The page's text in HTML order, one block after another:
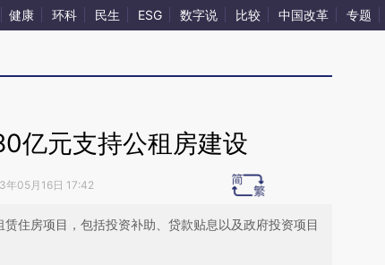
健康 环科 民生 ESG 数字说 比较 中国改革 专题
亿元支持公租房建设
年05月16日 17:42
住房项目，包括投资补助、贷款贴息以及政府投资项目